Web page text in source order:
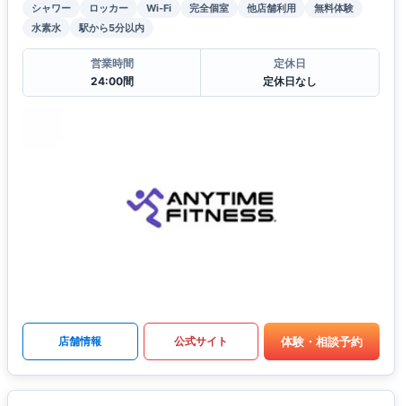
シャワー ロッカー Wi-Fi 完全個室 他店舗利用
無料体験
水素水
駅から5分以内
営業時間
24:00間
定休日
定休日なし
店舗情報 公式サイト 体験・相談予約